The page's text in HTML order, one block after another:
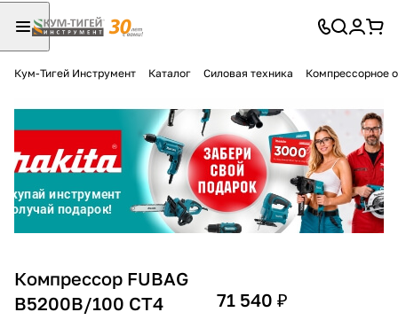
Кум-Тигей Инструмент Каталог Силовая техника Компрессорное
Компрессор FUBAG
B5200B/100 CT4
71 540 ₽
Разбейте
оплатуна части
без переплат
График платежей